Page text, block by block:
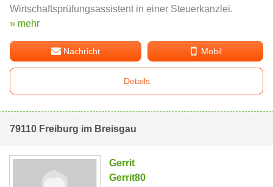
Wirtschaftsprüfungsassistent in einer Steuerkanzlei.
» mehr
Nachricht Mobil
Details
79110 Freiburg im Breisgau
Gerrit
Gerrit80